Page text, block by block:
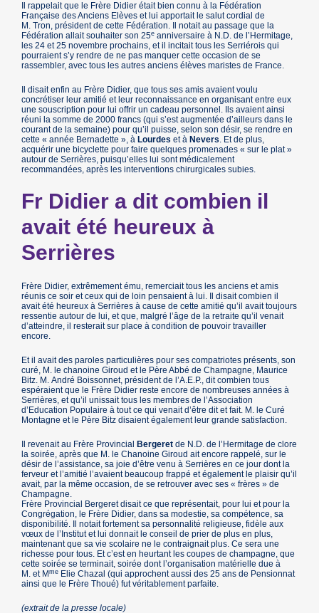
Il rappelait que le Frère Didier était bien connu à la Fédération
Française des Anciens Elèves et lui apportait le salut cordial de
M. Tron, président de cette Fédération. Il notait au passage que la
Fédération allait souhaiter son 25e anniversaire à N.D. de l’Hermitage,
les 24 et 25 novembre prochains, et il incitait tous les Serriérois qui
pourraient s’y rendre de ne pas manquer cette occasion de se
rassembler, avec tous les autres anciens élèves maristes de France.
Il disait enfin au Frère Didier, que tous ses amis avaient voulu
concrétiser leur amitié et leur reconnaissance en organisant entre eux
une souscription pour lui offrir un cadeau personnel. Ils avaient ainsi
réuni la somme de 2000 francs (qui s’est augmentée d’ailleurs dans le
courant de la semaine) pour qu’il puisse, selon son désir, se rendre en
cette « année Bernadette », à Lourdes et à Nevers. Et de plus,
acquérir une bicyclette pour faire quelques promenades « sur le plat »
autour de Serrières, puisqu’elles lui sont médicalement
recommandées, après les interventions chirurgicales subies.
Fr Didier a dit combien il
avait été heureux à
Serrières
Frère Didier, extrêmement ému, remerciait tous les anciens et amis
réunis ce soir et ceux qui de loin pensaient à lui. Il disait combien il
avait été heureux à Serrières à cause de cette amitié qu’il avait toujours
ressentie autour de lui, et que, malgré l’âge de la retraite qu’il venait
d’atteindre, il resterait sur place à condition de pouvoir travailler
encore.
Et il avait des paroles particulières pour ses compatriotes présents, son
curé, M. le chanoine Giroud et le Père Abbé de Champagne, Maurice
Bitz. M. André Boissonnet, président de l’A.E.P., dit combien tous
espéraient que le Frère Didier reste encore de nombreuses années à
Serrières, et qu’il unissait tous les membres de l’Association
d’Education Populaire à tout ce qui venait d’être dit et fait. M. le Curé
Montagne et le Père Bitz disaient également leur grande satisfaction.
Il revenait au Frère Provincial Bergeret de N.D. de l’Hermitage de clore
la soirée, après que M. le Chanoine Giroud ait encore rappelé, sur le
désir de l’assistance, sa joie d’être venu à Serrières en ce jour dont la
ferveur et l’amitié l’avaient beaucoup frappé et également le plaisir qu’il
avait, par la même occasion, de se retrouver avec ses « frères » de
Champagne.
Frère Provincial Bergeret disait ce que représentait, pour lui et pour la
Congrégation, le Frère Didier, dans sa modestie, sa compétence, sa
disponibilité. Il notait fortement sa personnalité religieuse, fidèle aux
vœux de l’Institut et lui donnait le conseil de prier de plus en plus,
maintenant que sa vie scolaire ne le contraignait plus. Ce sera une
richesse pour tous. Et c’est en heurtant les coupes de champagne, que
cette soirée se terminait, soirée dont l’organisation matérielle due à
M. et Mme Elie Chazal (qui approchent aussi des 25 ans de Pensionnat
ainsi que le Frère Thoué) fut véritablement parfaite.
(extrait de la presse locale)